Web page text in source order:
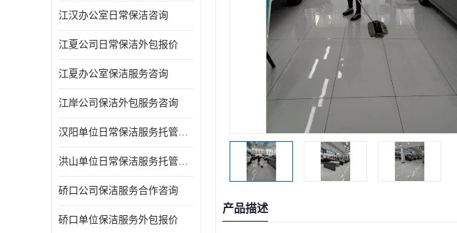
江汉办公室日常保洁咨询
江夏公司日常保洁外包报价
江夏办公室保洁服务咨询
江岸公司保洁外包服务咨询
汉阳单位日常保洁服务托管咨询
洪山单位日常保洁服务托管咨询
硚口公司保洁服务合作咨询
硚口单位保洁服务外包报价
产品描述